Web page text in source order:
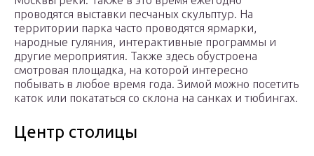
проводятся выставки песчаных скульптур. На
территории парка часто проводятся ярмарки,
народные гуляния, интерактивные программы и
другие мероприятия. Также здесь обустроена
смотровая площадка, на которой интересно
побывать в любое время года. Зимой можно посетить
каток или покататься со склона на санках и тюбингах.
Центр столицы